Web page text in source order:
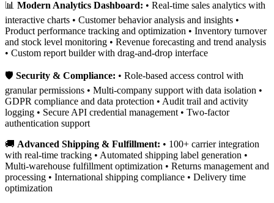
📊 Modern Analytics Dashboard: • Real-time sales analytics with
interactive charts • Customer behavior analysis and insights •
Product performance tracking and optimization • Inventory turnover
and stock level monitoring • Revenue forecasting and trend analysis
• Custom report builder with drag-and-drop interface
🛡️ Security & Compliance: • Role-based access control with
granular permissions • Multi-company support with data isolation •
GDPR compliance and data protection • Audit trail and activity
logging • Secure API credential management • Two-factor
authentication support
🚚 Advanced Shipping & Fulfillment: • 100+ carrier integration
with real-time tracking • Automated shipping label generation •
Multi-warehouse fulfillment optimization • Returns management and
processing • International shipping compliance • Delivery time
optimization